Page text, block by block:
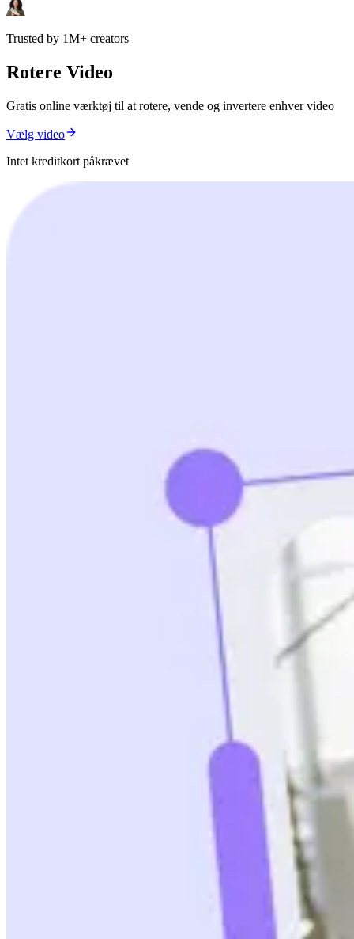
Trusted by 1M+ creators
Rotere Video
Gratis online værktøj til at rotere, vende og invertere enhver video
Vælg video
Intet kreditkort påkrævet